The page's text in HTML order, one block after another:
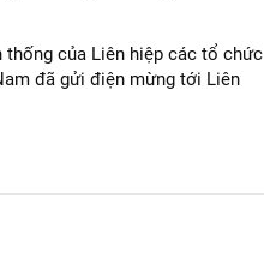
thống của Liên hiệp các tổ chức
đã gửi điện mừng tới Liên